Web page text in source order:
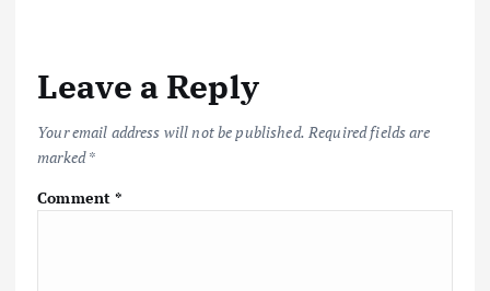
Leave a Reply
Your email address will not be published. Required fields are
marked*
Comment*